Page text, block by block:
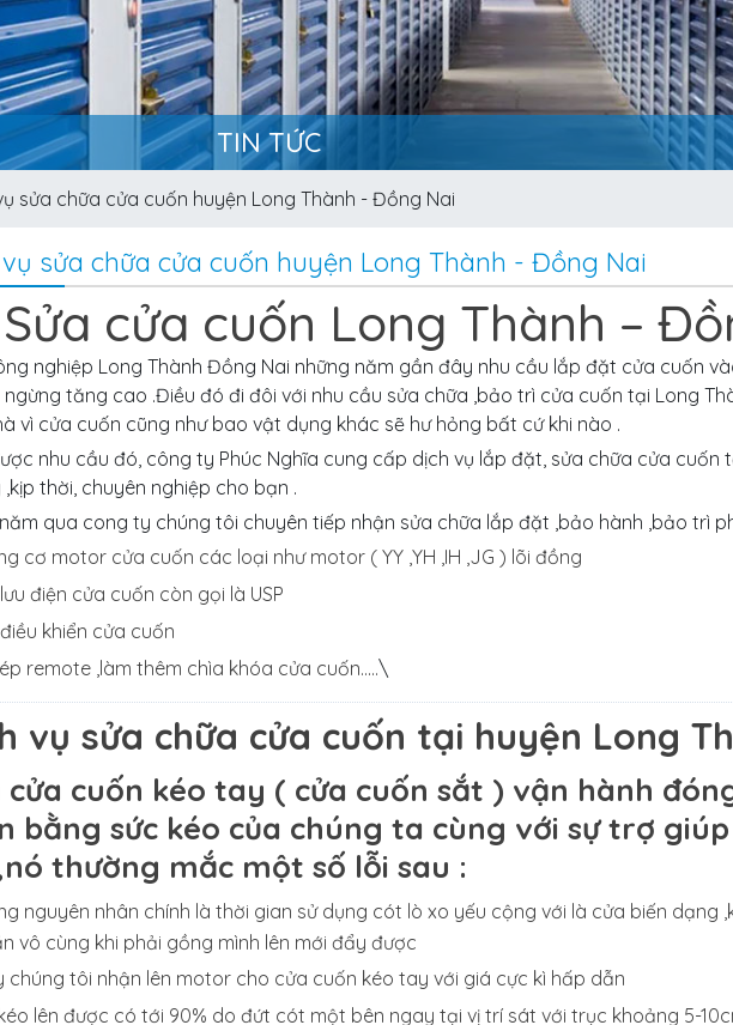
TIN TỨC
sửa chữa cửa cuốn huyện Long Thành - Đồng Nai
sửa chữa cửa cuốn huyện Long Thành - Đồng Nai
Sửa cửa cuốn Long Thành –
nghiệp Long Thành Đồng Nai những năm gần đây nhu cầu lắp đặt cửa cuốn
ngừng tăng cao .Điều đó đi đôi với nhu cầu sửa chữa ,bảo trì cửa cuốn tại Long
vì cửa cuốn cũng như bao vật dụng khác sẽ hư hỏng bất cứ khi nào .
nhu cầu đó, công ty Phúc Nghĩa cung cấp dịch vụ lắp đặt, sửa chữa cửa cuốn
thời, chuyên nghiệp cho bạn .
qua cong ty chúng tôi chuyên tiếp nhận sửa chữa lắp đặt ,bảo hành ,bảo trì
cơ motor cửa cuốn các loại như motor ( YY ,YH ,IH ,JG ) lõi đồng
điện cửa cuốn còn gọi là USP
khiển cửa cuốn
remote ,làm thêm chìa khóa cửa cuốn…..\
vụ sửa chữa cửa cuốn tại huyện Long
cửa cuốn kéo tay ( cửa cuốn sắt ) vận hành
bằng sức kéo của chúng ta cùng với sự trợ
thường mắc một số lỗi sau :
nguyên nhân chính là thời gian sử dụng cót lò xo yếu cộng với là cửa biến dạng
vô cùng khi phải gồng mình lên mới đẩy được
chúng tôi nhận lên motor cho cửa cuốn kéo tay với giá cực kì hấp dẫn
lên được có tới 90% do đứt cót một bên ngay tại vị trí sát với trục khoảng 5-